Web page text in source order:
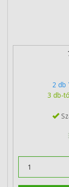
2 db
3 db-